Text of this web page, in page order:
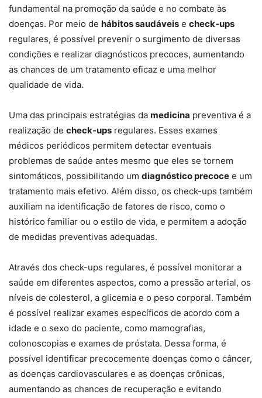
fundamental na promoção da saúde e no combate às
doenças. Por meio de hábitos saudáveis e check-ups
regulares, é possível prevenir o surgimento de diversas
condições e realizar diagnósticos precoces, aumentando
as chances de um tratamento eficaz e uma melhor
qualidade de vida.
Uma das principais estratégias da medicina preventiva é a
realização de check-ups regulares. Esses exames
médicos periódicos permitem detectar eventuais
problemas de saúde antes mesmo que eles se tornem
sintomáticos, possibilitando um diagnóstico precoce e um
tratamento mais efetivo. Além disso, os check-ups também
auxiliam na identificação de fatores de risco, como o
histórico familiar ou o estilo de vida, e permitem a adoção
de medidas preventivas adequadas.
Através dos check-ups regulares, é possível monitorar a
saúde em diferentes aspectos, como a pressão arterial, os
níveis de colesterol, a glicemia e o peso corporal. Também
é possível realizar exames específicos de acordo com a
idade e o sexo do paciente, como mamografias,
colonoscopias e exames de próstata. Dessa forma, é
possível identificar precocemente doenças como o câncer,
as doenças cardiovasculares e as doenças crônicas,
aumentando as chances de recuperação e evitando